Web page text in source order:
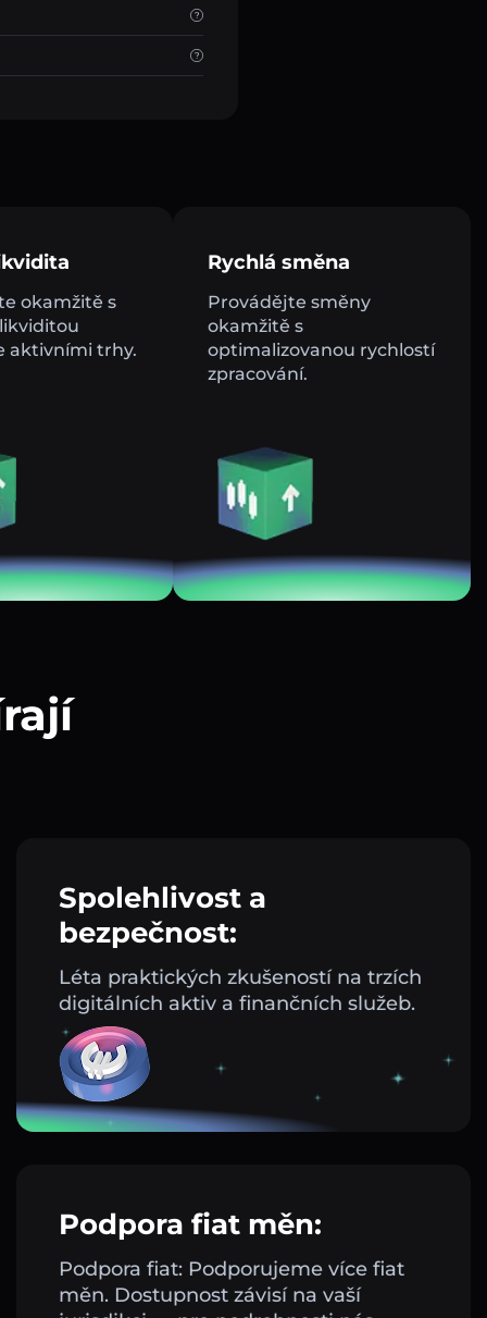
okamžitě s
aktivními trhy.
Rychlá směna
Provádějte směny
okamžitě s
optimalizovanou rychlostí
zpracování.
Spolehlivost a
bezpečnost:
Léta praktických zkušeností na trzích
digitálních aktiv a finančních služeb.
Podpora fiat měn:
Podpora fiat: Podporujeme více fiat
měn. Dostupnost závisí na vaší